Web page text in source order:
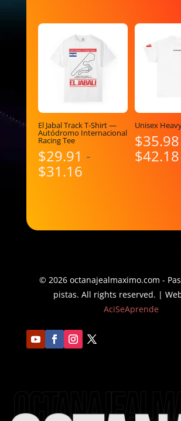
El Jabal Track T-Shirt —
Autódromo Internacional
Racing Tee
$29.91 -
$31.16Rango
$29.91
Unisex
$35.98
$42.18
© 2026 octanajealmaximo.com -
pistas. All rights reserved. |
AciSeAprende